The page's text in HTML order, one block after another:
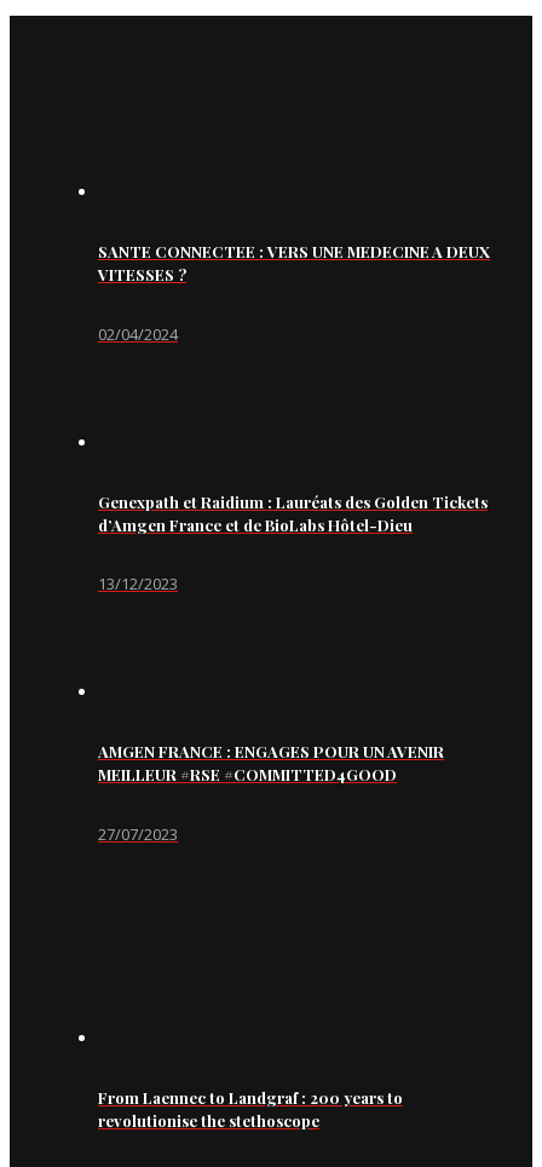
SANTE CONNECTEE : VERS UNE MEDECINE A DEUX
VITESSES ?
02/04/2024
Genexpath et Raidium : Lauréats des Golden Tickets
d’Amgen France et de BioLabs Hôtel-Dieu
13/12/2023
AMGEN FRANCE : ENGAGES POUR UN AVENIR
MEILLEUR #RSE #COMMITTED4GOOD
27/07/2023
From Laennec to Landgraf : 200 years to
revolutionise the stethoscope